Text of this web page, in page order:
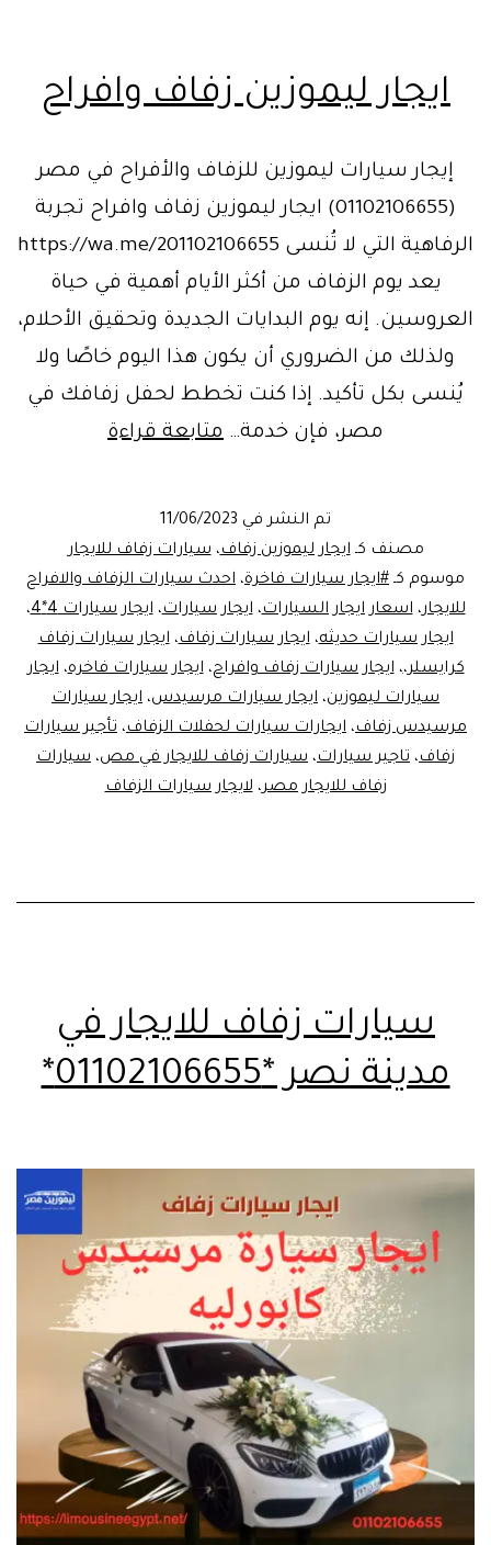
ايجار ليموزين زفاف وافراح
إيجار سيارات ليموزين للزفاف والأفراح في مصر
(01102106655) ايجار ليموزين زفاف وافراح تجربة
الرفاهية التي لا تُنسى https://wa.me/201102106655
يعد يوم الزفاف من أكثر الأيام أهمية في حياة
العروسين. إنه يوم البدايات الجديدة وتحقيق الأحلام،
ولذلك من الضروري أن يكون هذا اليوم خاصًا ولا
يُنسى بكل تأكيد. إذا كنت تخطط لحفل زفافك في
مصر، فإن خدمة… متابعة قراءةايجار
وافراح
تم النشر في 11/06/2023
مصنف كـايجار ليموزين زفاف،سيارات زفاف للايجار
موسوم كـ #ايجار سيارات فاخرة، احدث سيارات الزفاف والافراح
للايجار،اسعار ايجار السيارات،ايجار سيارات،ايجار سيارات 4*4
،
ايجار سيارات حديثه،ايجار سيارات زفاف،ايجار سيارات زفاف
كرايسلر،،ايجار سيارات زفاف وافراح،ايجار سيارات فاخره،ايجار
سيارات ليموزين، ايجار سيارات مرسيدس، ايجار سيارات
مرسيدس زفاف، ايجارات سيارات لحفلات الزفاف، تأجير سيارات
زفاف، تاجير سيارات، سيارات زفاف للايجار في مص، سيارات
زفاف للايجار مصر،لايجار سيارات الزفاف
سيارات زفاف للايجار في
مدينة نصر *01102106655*